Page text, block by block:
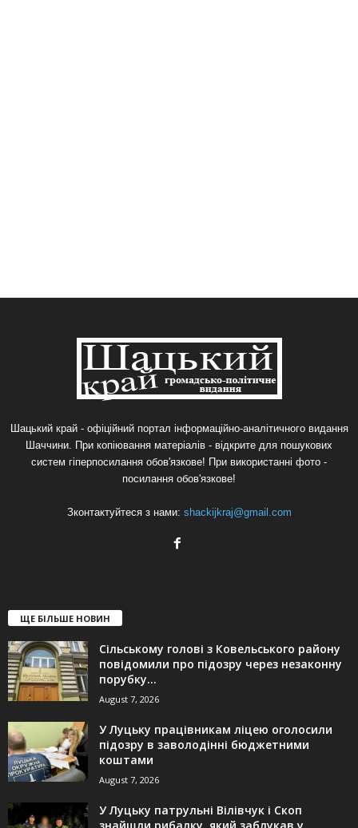
Шацький край - офіційний портал інформаційно-аналітичного видання
Шаччини. При копіювання матеріалів - відкрите для пошукових
систем гіперпосилання обов'язкове! При використанні фото -
посилання обов'язкове!
Зконтактуйтеся з нами: shackijkraj@gmail.com
ЩЕ БІЛЬШЕ НОВИН
Сільському голові з Ковельського району
повідомили про підозру через незаконну
порубку...
August 7, 2026
У Луцьку працівникам ліцею оголосили
підозру в заволодінні бюджетними
коштами
August 7, 2026
У Луцьку патрульні Вілівчук і Скоп